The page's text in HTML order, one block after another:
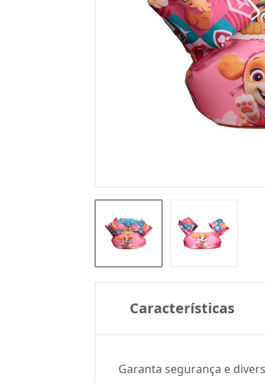
Características
Garanta segurança e